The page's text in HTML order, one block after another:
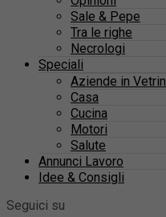
Sale & Pepe
Tra le righe
Necrologi
Speciali
Aziende in
Casa
Cucina
Motori
Salute
Annunci Lavoro
Idee & Consigli
Seguici su